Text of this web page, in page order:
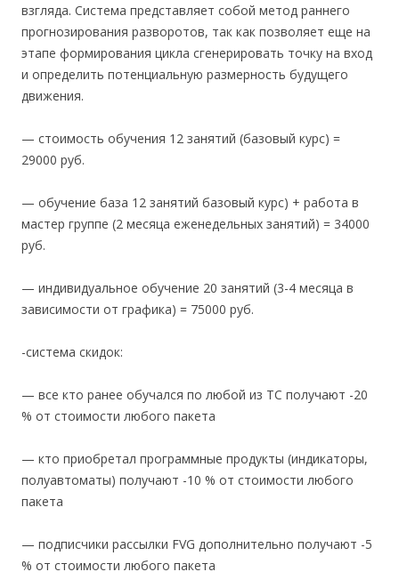
взгляда. Система представляет собой метод раннего
прогнозирования разворотов, так как позволяет еще на
этапе формирования цикла сгенерировать точку на вход
и определить потенциальную размерность будущего
движения.
— стоимость обучения 12 занятий (базовый курс) =
29000 руб.
— обучение база 12 занятий базовый курс) + работа в
мастер группе (2 месяца еженедельных занятий) = 34000
руб.
— индивидуальное обучение 20 занятий (3-4 месяца в
зависимости от графика) = 75000 руб.
-система скидок:
— все кто ранее обучался по любой из ТС получают -20
% от стоимости любого пакета
— кто приобретал программные продукты (индикаторы,
полуавтоматы) получают -10 % от стоимости любого
пакета
— подписчики рассылки FVG дополнительно получают -5
% от стоимости любого пакета